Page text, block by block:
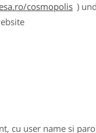
cosmopolis )
cu user name si